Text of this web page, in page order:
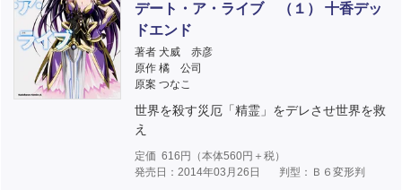
デート・ア・ライブ （１） 十香デッ
ドエンド
著者 犬威 赤彦
原作 橘 公司
原案 つなこ
世界を殺す災厄「精霊」をデレさせ世界を救
え
定価 616 円（本体560円＋税）
発売日：2014年03月26日
判型：Ｂ６変形判